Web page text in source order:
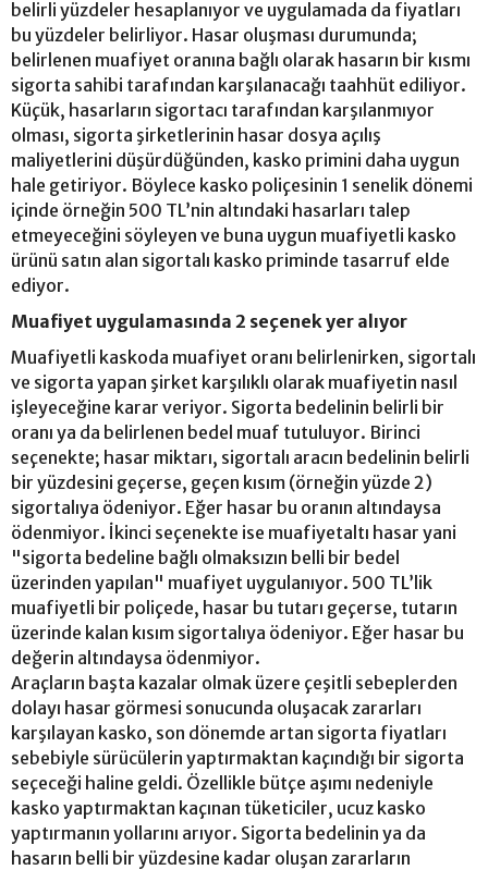
belirli yüzdeler hesaplanıyor ve uygulamada da fiyatları
bu yüzdeler belirliyor. Hasar oluşması durumunda;
belirlenen muafiyet oranına bağlı olarak hasarın bir kısmı
sigorta sahibi tarafından karşılanacağı taahhüt ediliyor.
Küçük, hasarların sigortacı tarafından karşılanmıyor
olması, sigorta şirketlerinin hasar dosya açılış
maliyetlerini düşürdüğünden, kasko primini daha uygun
hale getiriyor. Böylece kasko poliçesinin 1 senelik dönemi
içinde örneğin 500 TL’nin altındaki hasarları talep
etmeyeceğini söyleyen ve buna uygun muafiyetli kasko
ürünü satın alan sigortalı kasko priminde tasarruf elde
ediyor.
Muafiyet uygulamasında 2 seçenek yer alıyor
Muafiyetli kaskoda muafiyet oranı belirlenirken, sigortalı
ve sigorta yapan şirket karşılıklı olarak muafiyetin nasıl
işleyeceğine karar veriyor. Sigorta bedelinin belirli bir
oranı ya da belirlenen bedel muaf tutuluyor. Birinci
seçenekte; hasar miktarı, sigortalı aracın bedelinin belirli
bir yüzdesini geçerse, geçen kısım (örneğin yüzde 2)
sigortalıya ödeniyor. Eğer hasar bu oranın altındaysa
ödenmiyor. İkinci seçenekte ise muafiyetaltı hasar yani
"sigorta bedeline bağlı olmaksızın belli bir bedel
üzerinden yapılan" muafiyet uygulanıyor. 500 TL’lik
muafiyetli bir poliçede, hasar bu tutarı geçerse, tutarın
üzerinde kalan kısım sigortalıya ödeniyor. Eğer hasar bu
değerin altındaysa ödenmiyor.
Araçların başta kazalar olmak üzere çeşitli sebeplerden
dolayı hasar görmesi sonucunda oluşacak zararları
karşılayan kasko, son dönemde artan sigorta fiyatları
sebebiyle sürücülerin yaptırmaktan kaçındığı bir sigorta
seçeceği haline geldi. Özellikle bütçe aşımı nedeniyle
kasko yaptırmaktan kaçınan tüketiciler, ucuz kasko
yaptırmanın yollarını arıyor. Sigorta bedelinin ya da
hasarın belli bir yüzdesine kadar oluşan zararların